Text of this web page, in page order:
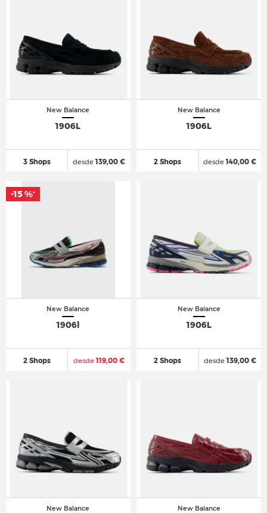
New Balance
1906L
3 Shops desde139,00 €
New Balance
1906L
2 Shops desde140,00 €
New Balance
1906l
2 Shops desde119,00 €
-15 %*
New Balance
1906L
2 Shops desde139,00 €
New Balance New Balance